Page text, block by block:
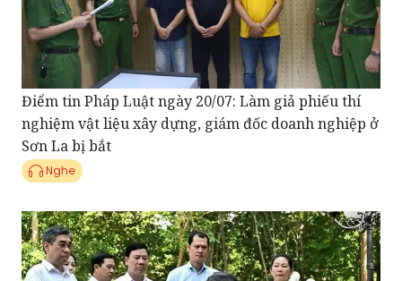
Điểm tin Pháp Luật ngày 20/07: Làm giả phiếu thí
nghiệm vật liệu xây dựng, giám đốc doanh nghiệp ở
Sơn La bị bắt
Nghe